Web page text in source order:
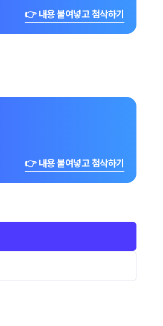
👉 내용 붙여넣고 첨삭하기
👉 내용 붙여넣고 첨삭하기